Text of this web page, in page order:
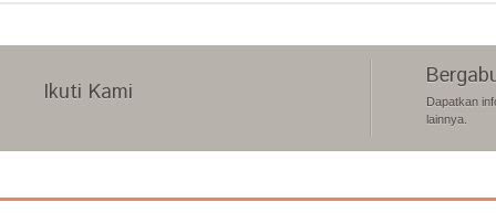
Ikuti Kami
Dapatkan
lainnya.